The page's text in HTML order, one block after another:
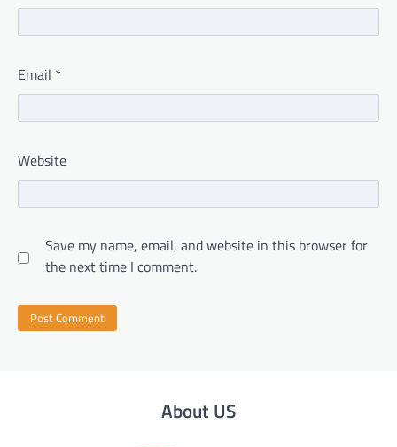
Email *
Website
Save my name, email, and website in this browser for
the next time I comment.
About US